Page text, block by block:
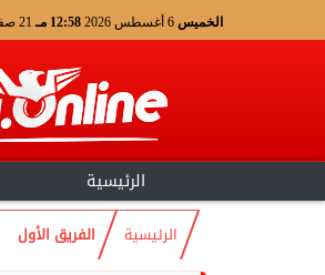
الخميس 12:58 مـ 21 صفر 1448
الرئيسية
الرئيسية الفريق الأول